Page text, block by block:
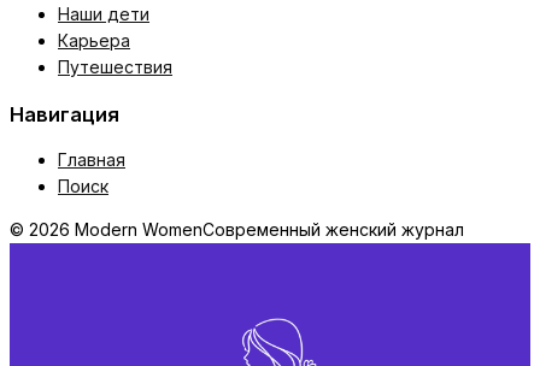
Наши дети
Карьера
Путешествия
Навигация
Главная
Поиск
© 2026 Modern WomenСовременный женский журнал